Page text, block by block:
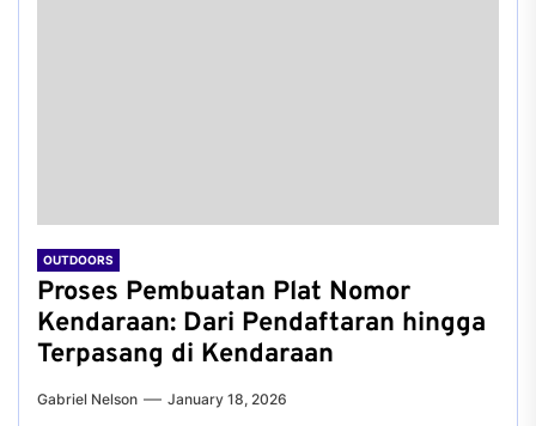
OUTDOORS
Proses Pembuatan Plat Nomor
Kendaraan: Dari Pendaftaran hingga
Terpasang di Kendaraan
Gabriel Nelson January 18, 2026